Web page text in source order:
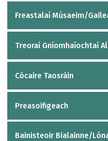
Freastalaí Músaeim/
Treoraí Gníomhaíochtaí
Cócaire Taosráin
Preasoifigeach
Bainisteoir Bialainne/